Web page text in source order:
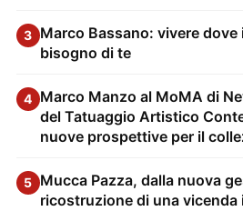
3 Marco Bassano: vivere dove
bisogno di te
4 Marco Manzo al MoMA di
del Tatuaggio Artistico
nuove prospettive per il
5 Mucca Pazza, dalla nuova
ricostruzione di una